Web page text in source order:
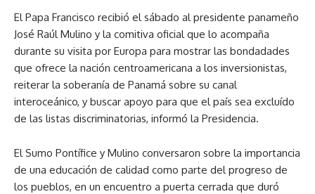
El Papa Francisco recibió el sábado al presidente panameño
José Raúl Mulino y la comitiva oficial que lo acompaña
durante su visita por Europa para mostrar las bondadades
que ofrece la nación centroamericana a los inversionistas,
reiterar la soberanía de Panamá sobre su canal
interoceánico, y buscar apoyo para que el país sea excluído
de las listas discriminatorias, informó la Presidencia.
El Sumo Pontífice y Mulino conversaron sobre la importancia
de una educación de calidad como parte del progreso de
los pueblos, en un encuentro a puerta cerrada que duró